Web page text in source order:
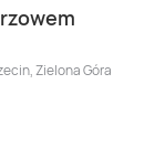
Zielona Góra